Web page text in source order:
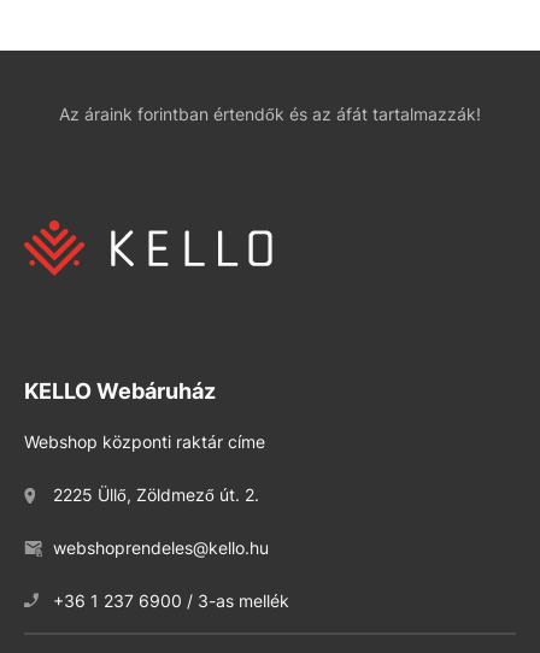
Az áraink forintban értendők és az áfát tartalmazzák!
KELLO Webáruház
Webshop központi raktár címe
2225 Üllő, Zöldmező út. 2.
webshoprendeles@kello.hu
+36 1 237 6900 / 3-as mellék